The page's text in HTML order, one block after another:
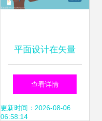
平面设计在矢量
Web横幅与网站建
设中的应用解析
查看详情
更新时间：2026-08-06
06:58:14